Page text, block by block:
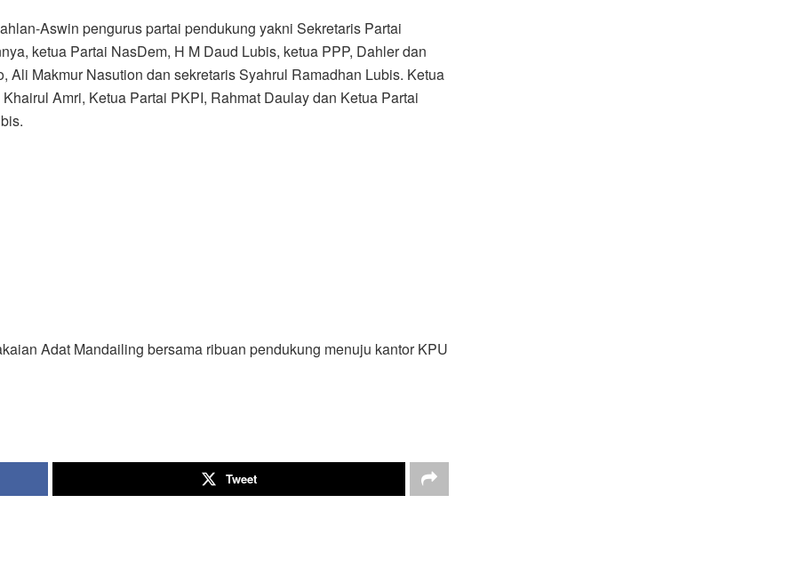
Aswin pengurus partai pendukung yakni Sekretaris Partai
ketua Partai NasDem, H M Daud Lubis, ketua PPP, Dahler dan
Ali Makmur Nasution dan sekretaris Syahrul Ramadhan Lubis. Ketua
Amri, Ketua Partai PKPI, Rahmat Daulay dan Ketua Partai
Adat Mandailing bersama ribuan pendukung menuju kantor KPU
Tweet